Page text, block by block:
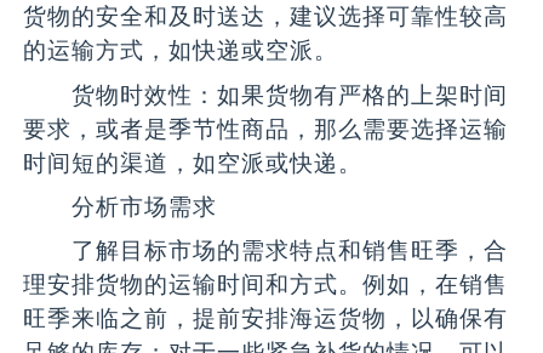
货物的安全和及时送达，建议选择可靠性较高
的运输方式，如快递或空派。
货物时效性：如果货物有严格的上架时间
要求，或者是季节性商品，那么需要选择运输
时间短的渠道，如空派或快递。
分析市场需求
了解目标市场的需求特点和销售旺季，合
理安排货物的运输时间和方式。例如，在销售
旺季来临之前，提前安排海运货物，以确保有